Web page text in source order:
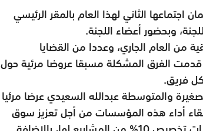
الثاني لهذا العام بالمقر الرئيسي
وبحضور أعضاء اللجنة.
من العام الجاري، وعددا من القضايا
الفرق المشكلة مسبقا عروضا مرئية حول
فريق.
والمتوسطة عبدالله السعيدي عرضا مرئيا
أداء هذه المؤسسات من أجل تعزيز سوق